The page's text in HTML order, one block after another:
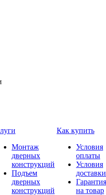
Монтаж
дверных
конструкций
Подъем
дверных
конструкций
Как купить
Условия
оплаты
Условия
доставки
Гарантия
на товар